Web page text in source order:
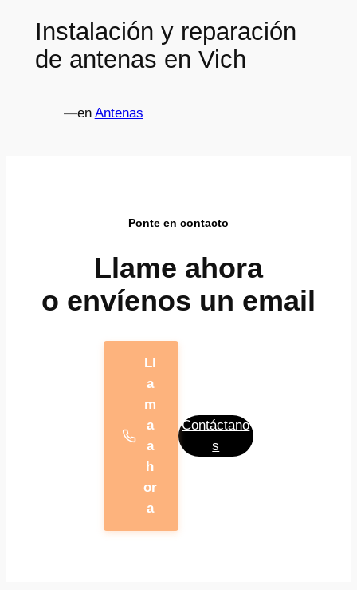
Instalación y reparación
de antenas en Vich
—en Antenas
Ponte en contacto
Llame ahora
o envíenos un email
Ll
a
m
a
a
h
or
a
Contáctano
s